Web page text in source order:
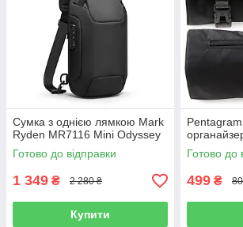
Сумка з однією лямкою Mark
Ryden MR7116 Mini Odyssey
Готово до відправки
1 349 ₴ 2 280 ₴
Купити
Готово до
499 ₴